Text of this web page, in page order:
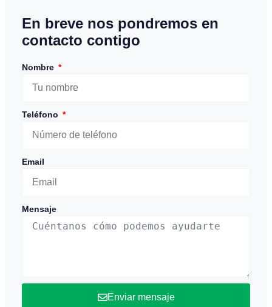
En breve nos pondremos en
contacto contigo
Nombre
Teléfono
Email
Mensaje
Enviar mensaje